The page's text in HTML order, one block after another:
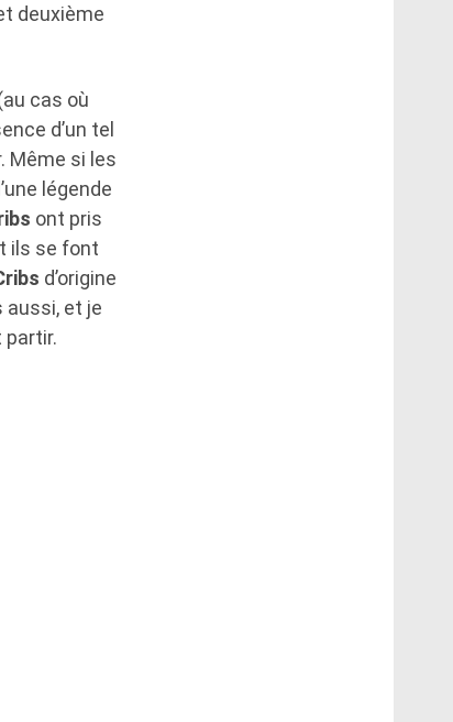
deuxième
cas où
d’un tel
Même si les
légende
ont pris
ils se font
d’origine
et je
partir.